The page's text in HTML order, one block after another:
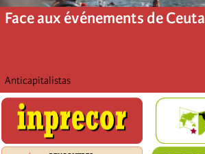
Face aux événements de Ceuta
Anticapitalistas